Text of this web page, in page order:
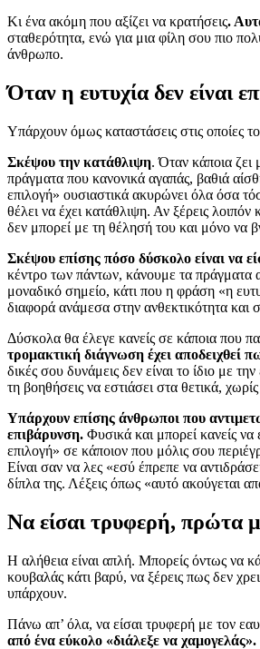
Κι ένα ακόμη που αξίζει να κρατήσεις.
σταθερότητα, ενώ για μια φίλη σου πιο
άνθρωπο.
Όταν η ευτυχία δεν είναι
Υπάρχουν όμως καταστάσεις στις οποίες
Σκέψου την κατάθλιψη. Όταν κάποια ζει
πράγματα που κανονικά αγαπάς, βαθιά
επιλογή» ουσιαστικά ακυρώνει όλα όσα
θέλει να έχει κατάθλιψη. Αν ξέρεις
δεν μπορεί με τη θέλησή του και μόνο να
Σκέψου επίσης πόσο δύσκολο είναι να
κέντρο των πάντων, κάνουμε τα πράγματα
μοναδικό σημείο, κάτι που η φράση «η
διαφορά ανάμεσα στην ανθεκτικότητα και
Δύσκολα θα έλεγε κανείς σε κάποια που
τρομακτική διάγνωση έχει αποδειχθεί
δικές σου δυνάμεις δεν είναι το ίδιο με
τη βοηθήσεις να εστιάσει στα θετικά,
Υπάρχουν επίσης άνθρωποι που
επιβάρυνση. Φυσικά και μπορεί κανείς να
επιλογή» σε κάποιον που μόλις σου
Είναι σαν να λες «εσύ έπρεπε να
δίπλα της. Λέξεις όπως «αυτό ακούγεται
Να είσαι τρυφερή, πρώτα
Η αλήθεια είναι απλή. Μπορείς όντως να
κουβαλάς κάτι βαρύ, να ξέρεις πως δεν
υπάρχουν.
Πάνω απ’ όλα, να είσαι τρυφερή με τον
από ένα εύκολο «διάλεξε να χαμογελάς».